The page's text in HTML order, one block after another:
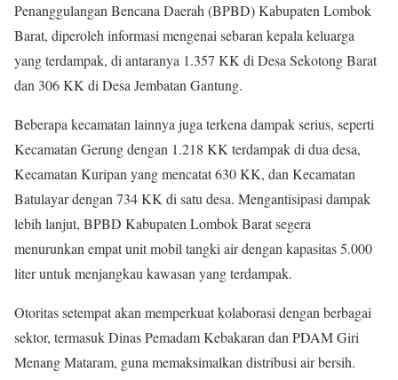
Penanggulangan Bencana Daerah (BPBD) Kabupaten Lombok
Barat, diperoleh informasi mengenai sebaran kepala keluarga
yang terdampak, di antaranya 1.357 KK di Desa Sekotong Barat
dan 306 KK di Desa Jembatan Gantung.
Beberapa kecamatan lainnya juga terkena dampak serius, seperti
Kecamatan Gerung dengan 1.218 KK terdampak di dua desa,
Kecamatan Kuripan yang mencatat 630 KK, dan Kecamatan
Batulayar dengan 734 KK di satu desa. Mengantisipasi dampak
lebih lanjut, BPBD Kabupaten Lombok Barat segera
menurunkan empat unit mobil tangki air dengan kapasitas 5.000
liter untuk menjangkau kawasan yang terdampak.
Otoritas setempat akan memperkuat kolaborasi dengan berbagai
sektor, termasuk Dinas Pemadam Kebakaran dan PDAM Giri
Menang Mataram, guna memaksimalkan distribusi air bersih.